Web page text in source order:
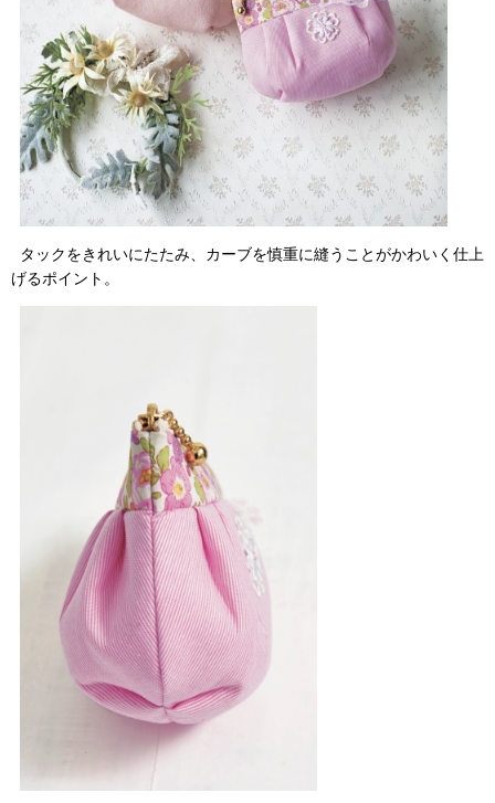
タックをきれいにたたみ、カーブを慎重に縫うことがかわいく仕上
げるポイント。